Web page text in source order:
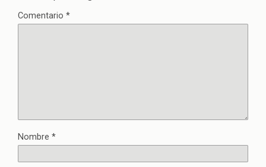
Comentario *
Nombre *